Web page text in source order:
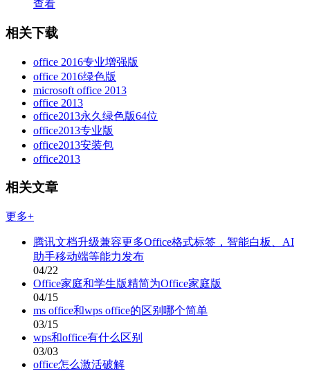
查看
相关下载
office 2016专业增强版
office 2016绿色版
microsoft office 2013
office 2013
office2013永久绿色版64位
office2013专业版
office2013安装包
office2013
相关文章
更多+
腾讯文档升级兼容更多Office格式标签，智能白板、AI
助手移动端等能力发布
04/22
Office家庭和学生版精简为Office家庭版
04/15
ms office和wps office的区别哪个简单
03/15
wps和office有什么区别
03/03
office怎么激活破解